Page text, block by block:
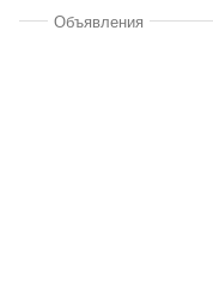
Объявления